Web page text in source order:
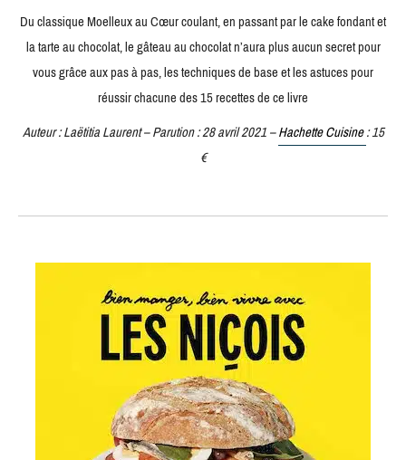
Du classique Moelleux au Cœur coulant, en passant par le cake fondant et
la tarte au chocolat, le gâteau au chocolat n’aura plus aucun secret pour
vous grâce aux pas à pas, les techniques de base et les astuces pour
réussir chacune des 15 recettes de ce livre
Auteur : Laëtitia Laurent – Parution : 28 avril 2021 –Hachette Cuisine: 15
€